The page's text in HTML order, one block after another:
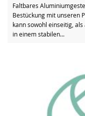
Faltbares
Bestückung mit unseren
kann sowohl einseitig,
in einem stabilen...